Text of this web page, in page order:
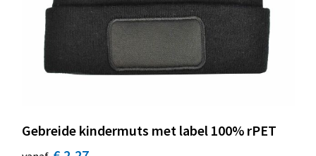
Gebreide kindermuts met label 100% rPET